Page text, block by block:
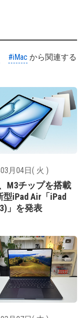
#iMac から関連する
月04日( 火 )
M3チップを搭載
型iPad Air「iPad
」を発表